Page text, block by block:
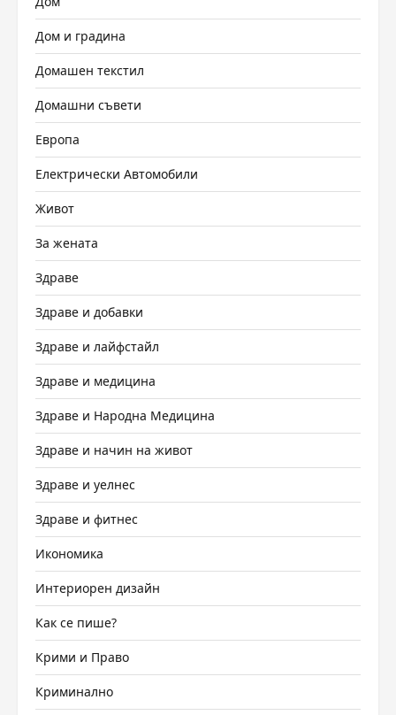
Дом и градина
Домашен текстил
Домашни съвети
Европа
Електрически Автомобили
Живот
За жената
Здраве
Здраве и добавки
Здраве и лайфстайл
Здраве и медицина
Здраве и Народна Медицина
Здраве и начин на живот
Здраве и уелнес
Здраве и фитнес
Икономика
Интериорен дизайн
Как се пише?
Крими и Право
Криминално